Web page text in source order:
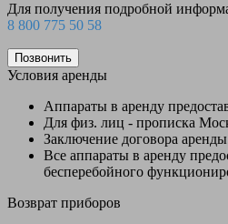
Для получения подробной
8 800 775 50 58
Позвонить
Условия аренды
Аппараты в аренду
Для физ. лиц - прописка
Заключение договора
Все аппараты в аренду
бесперебойного
Возврат приборов